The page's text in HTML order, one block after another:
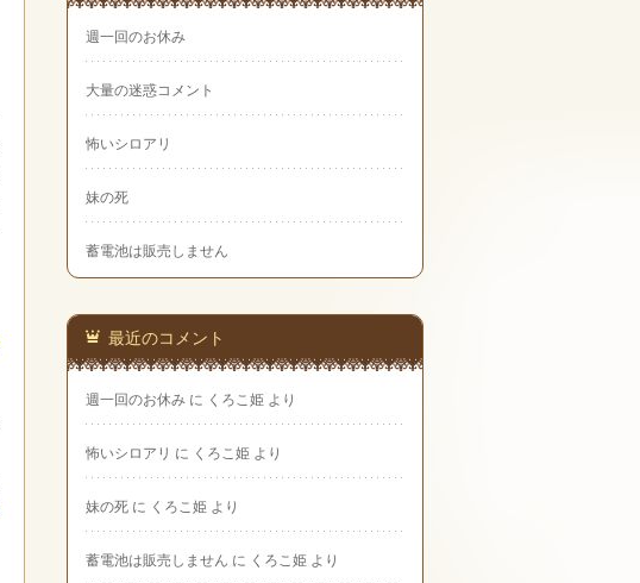
週一回のお休み
大量の迷惑コメント
怖いシロアリ
妹の死
蓄電池は販売しません
最近のコメント
週一回のお休み に くろこ姫 より
怖いシロアリ に くろこ姫 より
妹の死 に くろこ姫 より
蓄電池は販売しません に くろこ姫 より